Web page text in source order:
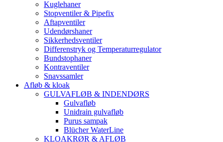
Kuglehaner
Stopventiler & Pipefix
Aftapventiler
Udendørshaner
Sikkerhedsventiler
Differenstryk og Temperaturregulator
Bundstophaner
Kontraventiler
Snavssamler
Afløb & kloak
GULVAFLØB & INDENDØRS
Gulvafløb
Unidrain gulvafløb
Purus sampak
Blücher WaterLine
KLOAKRØR & AFLØB